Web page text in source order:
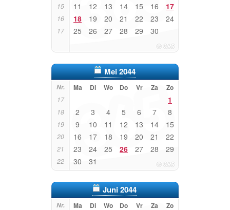
15 11 12 13 14 15 16 17
16 18 19 20 21 22 23 24
17 25 26 27 28 29 30
Mei 2044
Nr. Ma Di Wo Do Vr Za Zo
17 1
18 2 3 4 5 6 7 8
19 9 10 11 12 13 14 15
20 16 17 18 19 20 21 22
21 23 24 25 26 27 28 29
22 30 31
Juni 2044
Nr. Ma Di Wo Do Vr Za Zo